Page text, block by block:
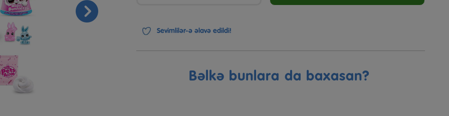
Sevimlilər-ə əlavə edildi!
Bəlkə bunlara da baxasan?